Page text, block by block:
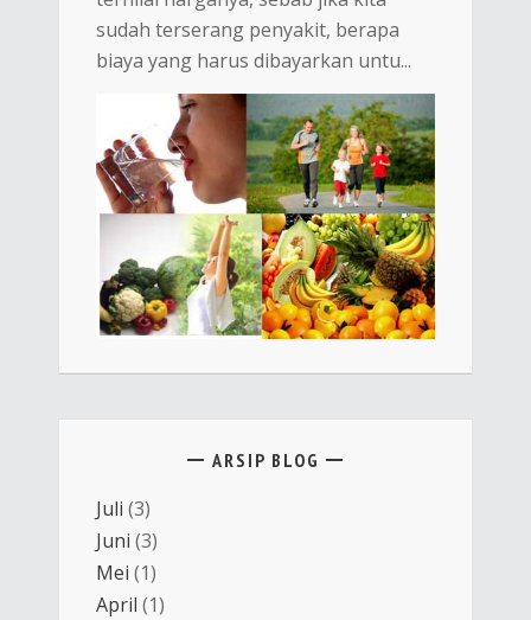
sudah terserang penyakit, berapa
biaya yang harus dibayarkan untu...
ARSIP BLOG
Juli (3)
Juni (3)
Mei (1)
April (1)